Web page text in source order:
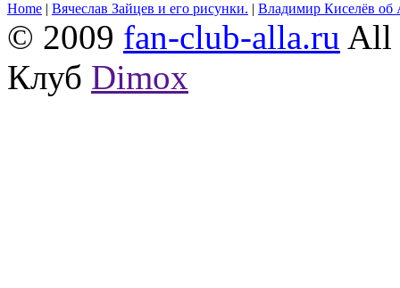
Home | Вячеслав Зайцев и его рисунки. | Владимир Киселёв об
© 2009 fan-club-alla.ru All
Клуб Dimox